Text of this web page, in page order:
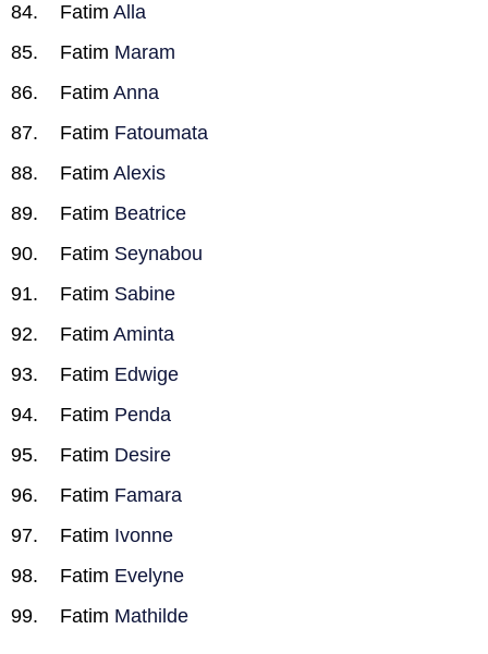
Fatim Alla
Fatim Maram
Fatim Anna
Fatim Fatoumata
Fatim Alexis
Fatim Beatrice
Fatim Seynabou
Fatim Sabine
Fatim Aminta
Fatim Edwige
Fatim Penda
Fatim Desire
Fatim Famara
Fatim Ivonne
Fatim Evelyne
Fatim Mathilde